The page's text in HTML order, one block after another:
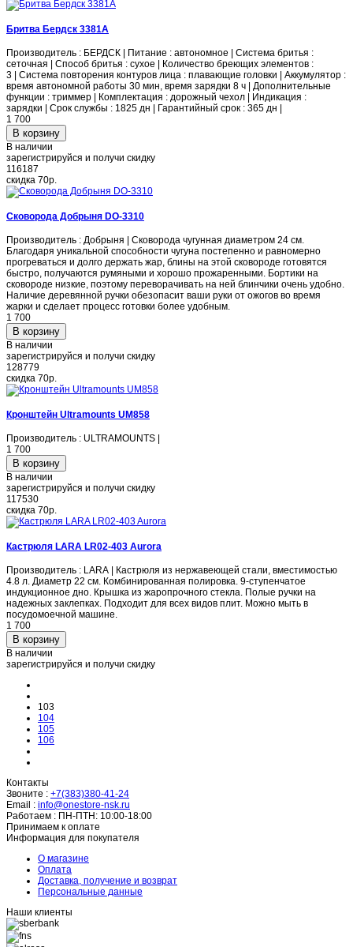
Бритва Бердск 3381A
Производитель : БЕРДСК | Питание : автономное | Система бритья :
сеточная | Способ бритья : сухое | Количество бреющих элементов :
3 | Система повторения контуров лица : плавающие головки | Аккумулятор :
время автономной работы 30 мин, время зарядки 8 ч | Дополнительные
функции : триммер | Комплектация : дорожный чехол | Индикация :
зарядки | Срок службы : 1825 дн | Гарантийный срок : 365 дн |
1 700
В наличии
зарегистрируйся и получи скидку
116187
скидка 70р.
Сковорода Добрыня DO-3310
Производитель : Добрыня | Сковорода чугунная диаметром 24 см.
Благодаря уникальной способности чугуна постепенно и равномерно
прогреваться и долго держать жар, блины на этой сковороде готовятся
быстро, получаются румяными и хорошо прожаренными. Бортики на
сковороде низкие, поэтому переворачивать на ней блинчики очень удобно.
Наличие деревянной ручки обезопасит ваши руки от ожогов во время
жарки и сделает процесс готовки более удобным.
1 700
В наличии
зарегистрируйся и получи скидку
128779
скидка 70р.
Кронштейн Ultramounts UM858
Производитель : ULTRAMOUNTS |
1 700
В наличии
зарегистрируйся и получи скидку
117530
скидка 70р.
Кастрюля LARA LR02-403 Aurora
Производитель : LARA | Кастрюля из нержавеющей стали, вместимостью
4.8 л. Диаметр 22 см. Комбинированная полировка. 9-ступенчатое
индукционное дно. Крышка из жаропрочного стекла. Полые ручки на
надежных заклепках. Подходит для всех видов плит. Можно мыть в
посудомоечной машине.
1 700
В наличии
зарегистрируйся и получи скидку
103
104
105
106
Контакты
Звоните : +7(383)380-41-24
Email : info@onestore-nsk.ru
Работаем : ПН-ПТН: 10:00-18:00
Принимаем к оплате
Информация для покупателя
О магазине
Оплата
Доставка, получение и возврат
Персональные данные
Наши клиенты